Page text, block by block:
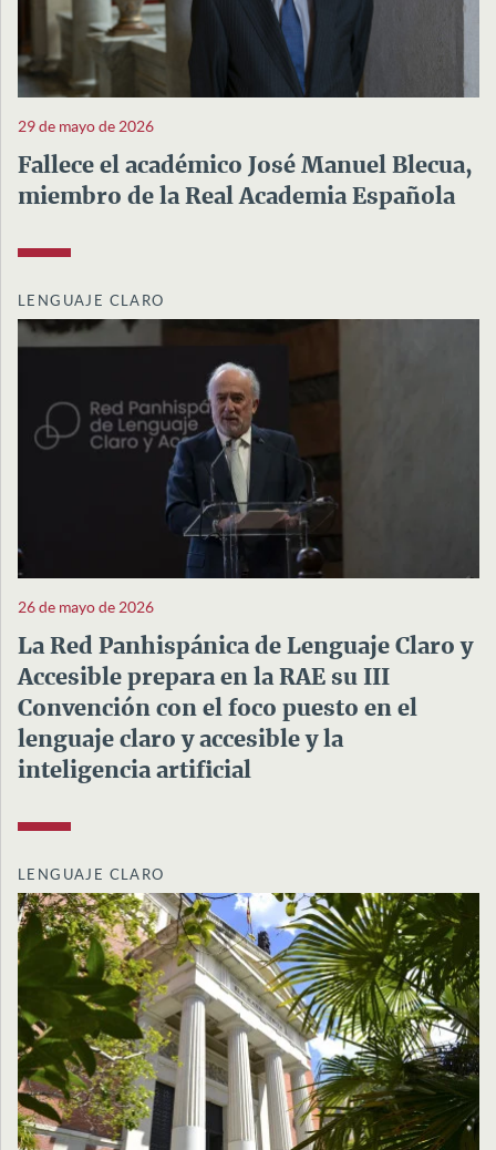
29 de mayo de 2026
Fallece el académico José Manuel Blecua,
miembro de la Real Academia Española
LENGUAJE CLARO
26 de mayo de 2026
La Red Panhispánica de Lenguaje Claro y
Accesible prepara en la RAE su III
Convención con el foco puesto en el
lenguaje claro y accesible y la
inteligencia artificial
LENGUAJE CLARO